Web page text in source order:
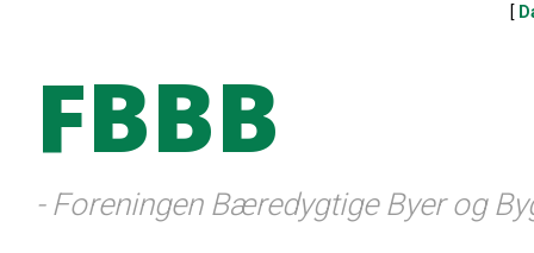
[
FBBB
- Foreningen Bæredygtige Byer og